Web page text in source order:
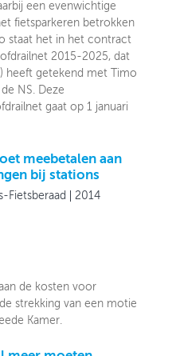
een evenwichtige
fietsparkeren betrokken
staat het in het contract
2015-2025, dat
heeft getekend met Timo
NS. Deze
gaat op 1 januari
meebetalen aan
bij stations
Fietsberaad 2014
de kosten voor
strekking van een motie
Kamer.